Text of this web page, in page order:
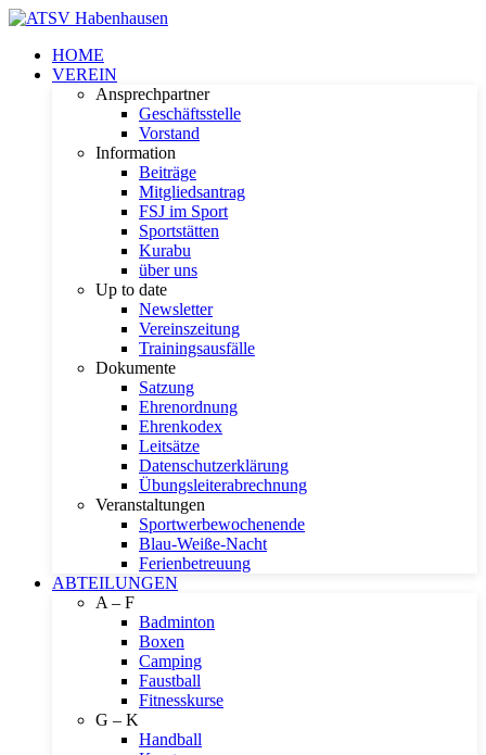
HOME
VEREIN
Ansprechpartner
Geschäftsstelle
Vorstand
Information
Beiträge
Mitgliedsantrag
FSJ im Sport
Sportstätten
Kurabu
über uns
Up to date
Newsletter
Vereinszeitung
Trainingsausfälle
Dokumente
Satzung
Ehrenordnung
Ehrenkodex
Leitsätze
Datenschutzerklärung
Übungsleiterabrechnung
Veranstaltungen
Sportwerbewochenende
Blau-Weiße-Nacht
Ferienbetreuung
ABTEILUNGEN
A – F
Badminton
Boxen
Camping
Faustball
Fitnesskurse
G – K
Handball